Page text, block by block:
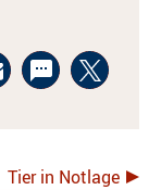
Tier in Notlage